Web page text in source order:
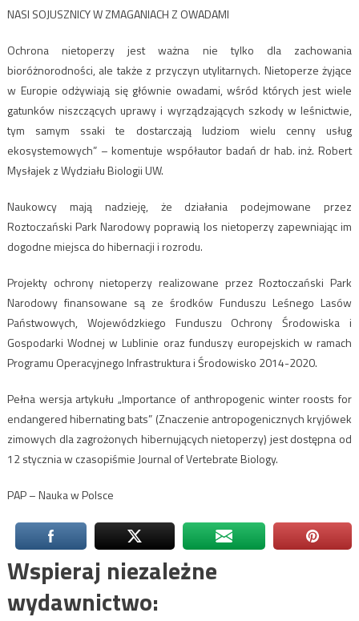
NASI SOJUSZNICY W ZMAGANIACH Z OWADAMI
Ochrona nietoperzy jest ważna nie tylko dla zachowania
bioróżnorodności, ale także z przyczyn utylitarnych. Nietoperze żyjące
w Europie odżywiają się głównie owadami, wśród których jest wiele
gatunków niszczących uprawy i wyrządzających szkody w leśnictwie,
tym samym ssaki te dostarczają ludziom wielu cenny usług
ekosystemowych” – komentuje współautor badań dr hab. inż. Robert
Mysłajek z Wydziału Biologii UW.
Naukowcy mają nadzieję, że działania podejmowane przez
Roztoczański Park Narodowy poprawią los nietoperzy zapewniając im
dogodne miejsca do hibernacji i rozrodu.
Projekty ochrony nietoperzy realizowane przez Roztoczański Park
Narodowy finansowane są ze środków Funduszu Leśnego Lasów
Państwowych, Wojewódzkiego Funduszu Ochrony Środowiska i
Gospodarki Wodnej w Lublinie oraz funduszy europejskich w ramach
Programu Operacyjnego Infrastruktura i Środowisko 2014-2020.
Pełna wersja artykułu „Importance of anthropogenic winter roosts for
endangered hibernating bats” (Znaczenie antropogenicznych kryjówek
zimowych dla zagrożonych hibernujących nietoperzy) jest dostępna od
12 stycznia w czasopiśmie Journal of Vertebrate Biology.
PAP – Nauka w Polsce
Wspieraj niezależne
wydawnictwo: